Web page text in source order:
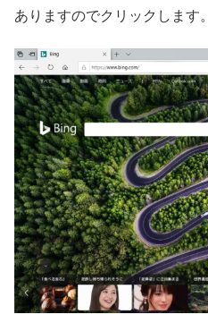
ありますのでクリックします。